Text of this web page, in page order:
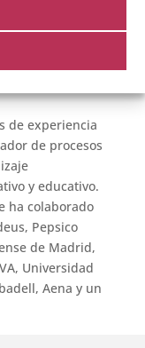
Qigong,
(EFT, TFT, etc.),
Hipnoterapia,
de experiencia
de procesos
y educativo.
ha colaborado
Pepsico
de Madrid,
Universidad
Aena y un